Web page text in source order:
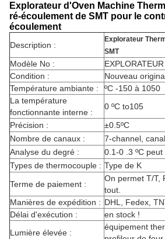
Explorateur d'Oven Machine
ré-écoulement de SMT pour le
écoulement
Description :
Explorateur
SMT
Modèle No :
Condition :
Nouveau
Température ambiante :
ºC -150 à 1050
La température
fonctionnante interne :
0 ºC to105
Précision :
±0.5ºC
Nombre de canaux :
7-channel,
Analyse du degré :
0.1-0 .3 ºC
Types de thermocouple : Type de K
Terme de paiement :
On permet T/T,
tout.
Manières de expédition : DHL, Fedex,
Délai d'exécution :
en stock !
Lumière élevée :
équipement